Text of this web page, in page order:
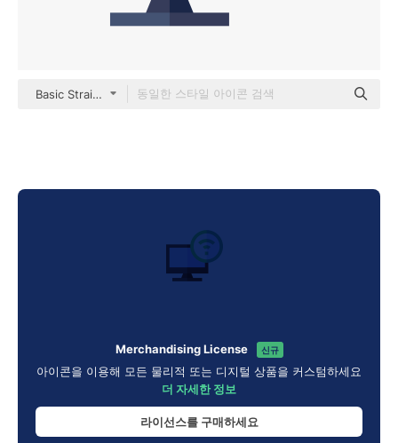
Basic Straight Flat
Merchandising License 신규
아이콘을 이용해 모든 물리적 또는 디지털 상품을 커스텀하세요
더 자세한 정보
라이선스를 구매하세요